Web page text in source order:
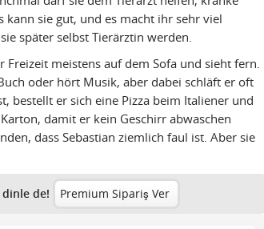
kann sie gut, und es macht ihr sehr viel
später selbst Tierärztin werden.
Freizeit meistens auf dem Sofa und sieht fern.
oder hört Musik, aber dabei schläft er oft
bestellt er sich eine Pizza beim Italiener und
damit er kein Geschirr abwaschen
dass Sebastian ziemlich faul ist. Aber sie
dinle de! Premium Sipariş Ver